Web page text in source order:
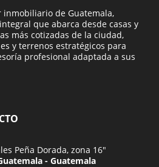
inmobiliario de Guatemala,
que abarca desde casas y
más cotizadas de la ciudad,
y terrenos estratégicos para
profesional adaptada a sus
Peña Dorada, zona 16"
- Guatemala